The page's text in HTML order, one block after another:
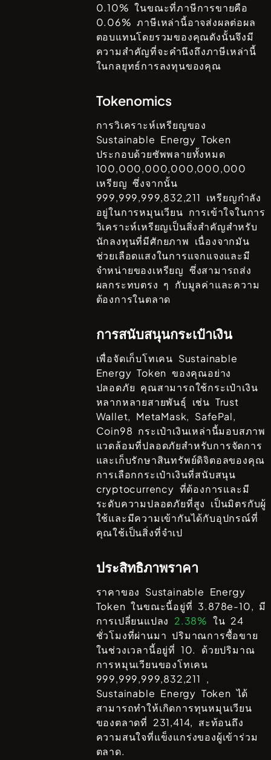
0.10% ในขณะที่ภาษีการขายคือ
0.06% ภาษีเหล่านี้อาจส่งผลต่อผล
ตอบแทนโดยรวมของคุณดังนั้นจึงมี
ความสำคัญที่จะคำนึงถึงภาษีเหล่านี้
ในกลยุทธ์การลงทุนของคุณ
Tokenomics
การวิเคราะห์เหรียญของ
Sustainable Energy Token
ประกอบด้วยซัพพลายทั้งหมด
100,000,000,000,000,000
เหรียญ ซึ่งจากนั้น
999,999,999,832,211 เหรียญกำลัง
อยู่ในการหมุนเวียน การเข้าใจในการ
วิเคราะห์เหรียญเป็นสิ่งสำคัญสำหรับ
นักลงทุนที่มีศักยภาพ เนื่องจากมัน
ช่วยเลือดแสงในการแจกแจงและมี
จำหน่ายของเหรียญ ซึ่งสามารถส่ง
ผลกระทบตรง ๆ กับมูลค่าและความ
ต้องการในตลาด
การสนับสนุนกระเป๋าเงิน
เพื่อจัดเก็บโทเคน Sustainable
Energy Token ของคุณอย่าง
ปลอดภัย คุณสามารถใช้กระเป๋าเงิน
หลากหลายสายพันธ์ุ เช่น Trust
Wallet, MetaMask, SafePal,
Coin98 กระเป๋าเงินเหล่านี้มอบสภาพ
แวดล้อมที่ปลอดภัยสำหรับการจัดการ
และเก็บรักษาสินทรัพย์ดิจิตอลของคุณ
การเลือกกระเป๋าเงินที่สนับสนุน
cryptocurrency ที่ต้องการและมี
ระดับความปลอดภัยที่สูง เป็นมิตรกับผู้
ใช้และมีความเข้ากันได้กับอุปกรณ์ที่
คุณใช้เป็นสิ่งที่จำเป
ประสิทธิภาพราคา
ราคาของ Sustainable Energy
Token ในขณะนี้อยู่ที่ 3.878e-10, มี
การเปลี่ยนแปลง 2.38% ใน 24
ชั่วโมงที่ผ่านมา ปริมาณการซื้อขาย
ในช่วงเวลานี้อยู่ที่ 10. ด้วยปริมาณ
การหมุนเวียนของโทเคน
999,999,999,832,211 ,
Sustainable Energy Token ได้
สามารถทำให้เกิดการทุนหมุนเวียน
ของตลาดที่ 231,414, สะท้อนถึง
ความสนใจที่แข็งแกร่งของผู้เข้าร่วม
ตลาด.